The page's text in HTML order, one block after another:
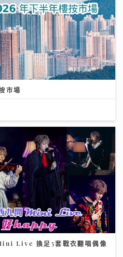
市場
Live 換足5套戰衣翻唱偶像